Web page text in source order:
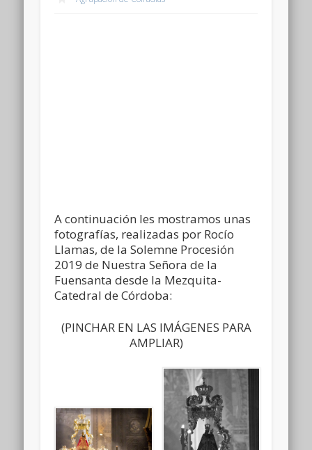
A continuación les mostramos unas
fotografías, realizadas por Rocío
Llamas, de la Solemne Procesión
2019 de Nuestra Señora de la
Fuensanta desde la Mezquita-
Catedral de Córdoba:
(PINCHAR EN LAS IMÁGENES PARA
AMPLIAR)